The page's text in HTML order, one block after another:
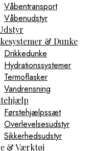
Våbentransport
Våbenudstyr
& Dunke
Drikkedunke
Hydrationssystemer
Termoflasker
Vandrensning
Førstehjælpssæt
Overlevelsesudstyr
Sikkerhedsudstyr
& Værktøj